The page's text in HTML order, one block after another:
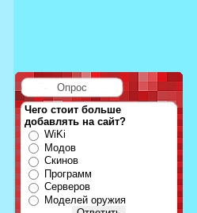
Опрос
Чего стоит больше
добавлять на сайт?
WiKi
Модов
Скинов
Программ
Серверов
Моделей оружия